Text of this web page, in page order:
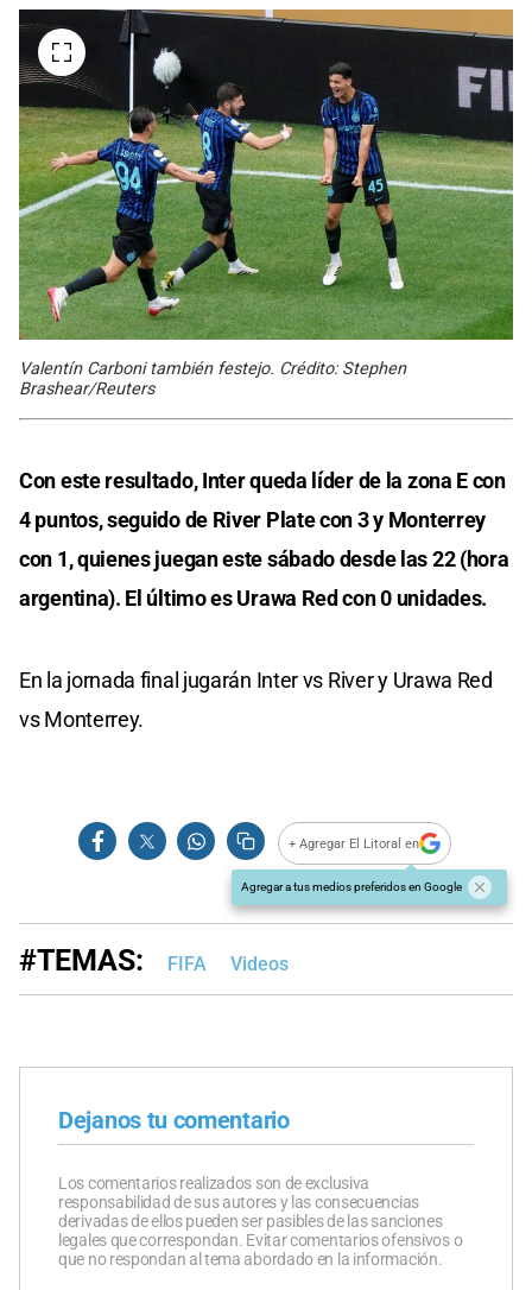
Valentín Carboni también festejo. Crédito: Stephen
Brashear/Reuters
Con este resultado, Inter queda líder de la zona E con
4 puntos, seguido de River Plate con 3 y Monterrey
con 1, quienes juegan este sábado desde las 22 (hora
argentina). El último es Urawa Red con 0 unidades.
En la jornada final jugarán Inter vs River y Urawa Red
vs Monterrey.
+ Agregar El Litoral en
Agregar a tus medios preferidos en Google
#TEMAS: FIFA Videos
Dejanos tu comentario
Los comentarios realizados son de exclusiva
responsabilidad de sus autores y las consecuencias
derivadas de ellos pueden ser pasibles de las sanciones
legales que correspondan. Evitar comentarios ofensivos o
que no respondan al tema abordado en la información.